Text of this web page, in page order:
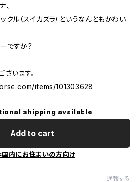
、
クル（スイカズラ）というなんともかわい
ですか？
います。
items/101303628
shipping available
Add to cart
国内にお住まいの方向け
通報する